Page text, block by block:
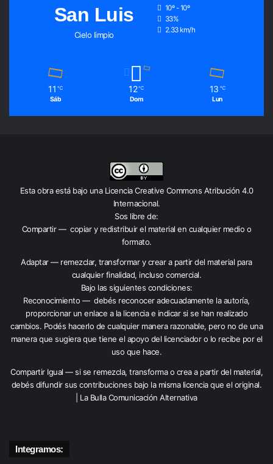
San Luis
Cielo limpio
10º - 10º
33%
2.33 km/h
11 ℃
Sáb
12 ℃
Dom
13 ℃
Lun
Esta obra está bajo una Licencia Creative Commons Atribución 4.0
Internacional.
Sos libre de:
Compartir — copiar y redistribuir el material en cualquier medio o
formato.
Adaptar — remezclar, transformar y crear a partir del material para
cualquier finalidad, incluso comercial.
Bajo las siguientes condiciones:
Reconocimiento — debés reconocer adecuadamente la autoría,
proporcionar un enlace a la licencia e indicar si se han realizado
cambios. Podés hacerlo de cualquier manera razonable, pero no de una
manera que sugiera que tiene el apoyo del licenciador o lo recibe por el
uso que hace.
Compartir Igual — si se remezcla, transforma o crea a partir del material,
debés difundir sus contribuciones bajo la misma licencia que el original.
| La Bulla Comunicación Alternativa
Integramos: